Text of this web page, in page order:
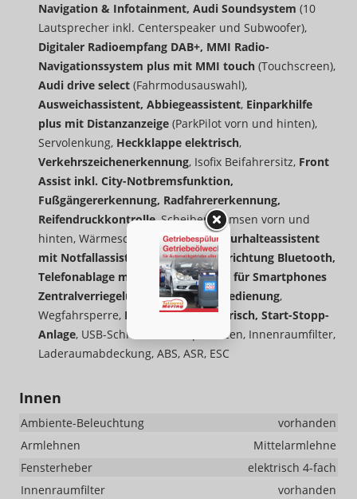
Navigation & Infotainment, Audi Soundsystem (10
Lautsprecher inkl. Centerspeaker und Subwoofer),
Digitaler Radioempfang DAB+, MMI Radio-
Navigationssystem plus mit MMI touch (Touchscreen),
Audi drive select (Fahrmodusauswahl),
Ausweichassistent, Abbiegeassistent, Einparkhilfe
plus mit Distanzanzeige (ParkPilot vorn und hinten),
Servolenkung, Heckklappe elektrisch,
Verkehrszeichenerkennung, Isofix Beifahrersitz, Front
Assist inkl. City-Notbremsfunktion,
Fußgängererkennung, Radfahrererkennung,
Reifendruckkontrolle, Scheibenbremsen vorn und
hinten, Wärmeschutzverglasung,Spurhalteassistent
mit Notfallassistent, Freisprecheinrichtung Bluetooth,
Telefonablage mit induktionsladen für Smartphones
Zentralverriegelung mit Funkfernbedienung,
Wegfahrsperre, Fensterheber elektrisch, Start-Stopp-
Anlage, USB-Schnittstelle, Kopfstützen, Innenraumfilter,
Laderaumabdeckung, ABS, ASR, ESC
Innen
Ambiente-Beleuchtung
vorhanden
Armlehnen
Mittelarmlehne
Fensterheber
elektrisch 4-fach
Innenraumfilter
vorhanden